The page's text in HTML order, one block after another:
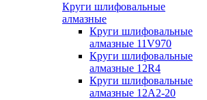
Круги шлифовальные
алмазные
Круги шлифовальные
алмазные 11V970
Круги шлифовальные
алмазные 12R4
Круги шлифовальные
алмазные 12А2-20